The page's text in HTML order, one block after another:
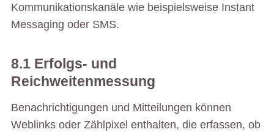
Kommunikationskanäle wie beispielsweise Instant
Messaging oder SMS.
8.1 Erfolgs- und
Reichweitenmessung
Benachrichtigungen und Mitteilungen können
Weblinks oder Zählpixel enthalten, die erfassen, ob